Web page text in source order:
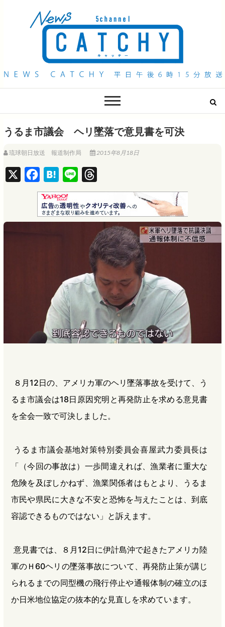
QAB NEWS Headline
うるま市議会 ヘリ墜落で意見書を可決
琉球朝日放送 報道制作局 2015年8月18日
a
c
e
H
a
t
e
i
n
e
h
r
e
a
d
８月12日の、アメリカ軍のヘリ墜落事故を受けて、う
るま市議会は18日原因究明と再発防止を求める意見書
を全会一致で可決しました。
うるま市議会基地対策特別委員会喜屋武力委員長は
「（今回の事故は）一歩間違えれば、漁業者に重大な
危険を及ぼしかねず、漁業関係者はもとより、うるま
市民や県民に大きな不安と恐怖を与えたことは、到底
容認できるものではない」と訴えます。
意見書では、８月12日に伊計島沖で起きたアメリカ陸
軍のＨ60ヘリの墜落事故について、再発防止策が講じ
られるまでの同型機の飛行停止や通報体制の確立のほ
か日米地位協定の抜本的な見直しを求めています。